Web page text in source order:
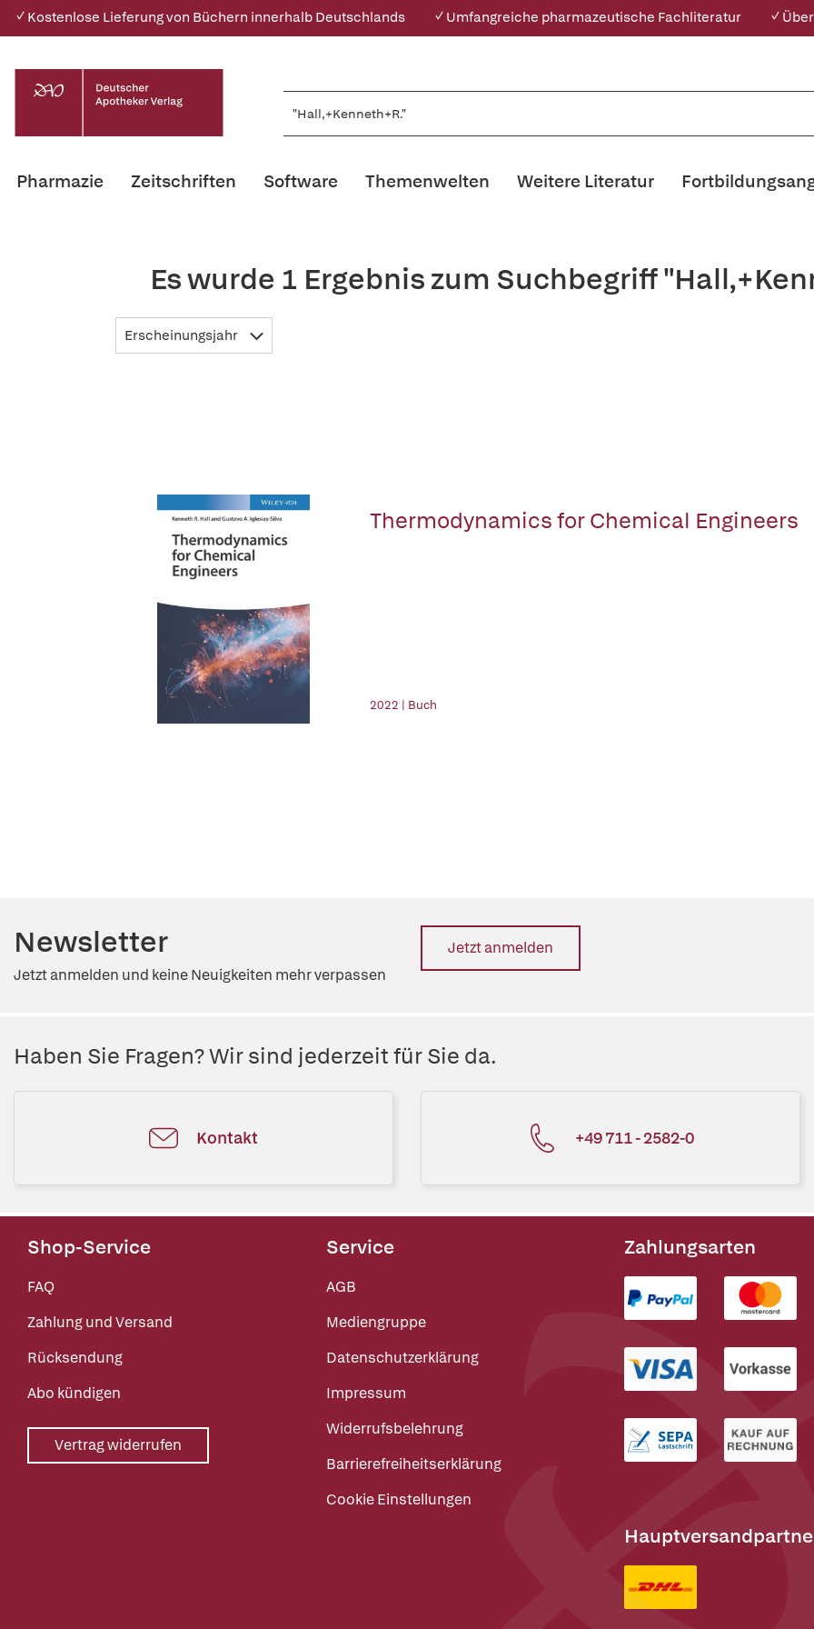
✓ Kostenlose Lieferung von Büchern innerhalb Deutschlands ✓ Umfangreiche pharmazeutische Fachliteratur ✓
Pharmazie Zeitschriften Software Themenwelten Weitere Literatur
Es wurde 1 Ergebnis zum Suchbegriff
Erscheinungsjahr
Thermodynamics for Chemical Engineers
2022 | Buch
Newsletter
Jetzt anmelden und keine Neuigkeiten mehr verpassen
Jetzt anmelden
Haben Sie Fragen? Wir sind jederzeit für Sie da.
Kontakt +49 711 - 2582-0
Shop-Service
FAQ
Zahlung und Versand
Rücksendung
Abo kündigen
Vertrag widerrufen
Service
AGB
Mediengruppe
Datenschutzerklärung
Impressum
Widerrufsbelehrung
Barrierefreiheitserklärung
Cookie Einstellungen
Zahlungsarten